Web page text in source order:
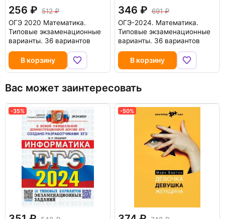
256
512
ОГЭ 2020 Математика.
Типовые экзаменационные
варианты. 36 вариантов
В корзину
346
691
ОГЭ-2024. Математика.
Типовые экзаменационные
варианты. 36 вариантов
В корзину
Вас может заинтересовать
-35% -50%